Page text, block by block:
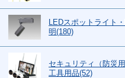
LEDスポットライト
明(180)
セキュリティ（防災
工具用品(52)